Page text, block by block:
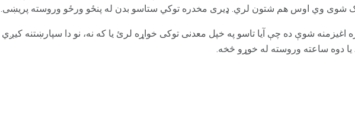
شوی وي اوس هم شتون لري. ډیری مخدره توکي ستاسو بدن له پنځو ورځو وروسته پریښی.
اغیزمنه شوې ده چې آیا تاسو په خپل معدنی توکی خواړه لرئ یا که نه، نو دا سپارښتنه کیږي
دوه ساعته وروسته له خوړو څخه.